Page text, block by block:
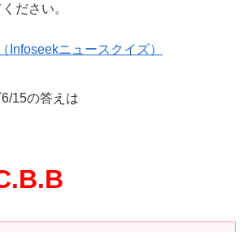
ださい。
Infoseekニュースクイズ）
15の答えは